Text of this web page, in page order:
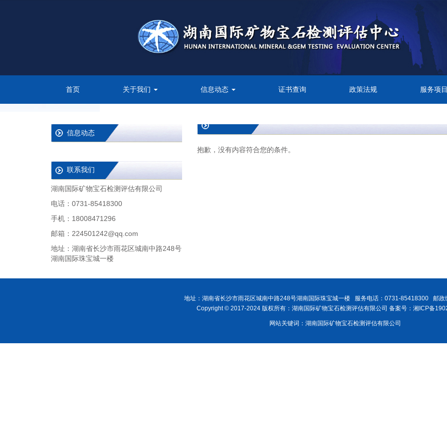
首页 关于我们 信息动态 证书查询 政策法规 服务项目
抱歉，没有内容符合您的条件。
信息动态
联系我们
湖南国际矿物宝石检测评估有限公司
电话：0731-85418300
手机：18008471296
邮箱：224501242@qq.com
地址：湖南省长沙市雨花区城南中路248号
湖南国际珠宝城一楼
地址：湖南省长沙市雨花区城南中路248号湖南国际珠宝城一楼 服务电话：0731-85418300 邮政
Copyright © 2017-2024 版权所有：湖南国际矿物宝石检测评估有限公司 备案号：湘ICP备
网站关键词：湖南国际矿物宝石检测评估有限公司